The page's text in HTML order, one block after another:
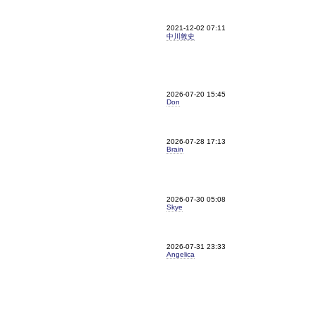
2021-12-02 07:11
中川敦史
2026-07-20 15:45
Don
2026-07-28 17:13
Brain
2026-07-30 05:08
Skye
2026-07-31 23:33
Angelica